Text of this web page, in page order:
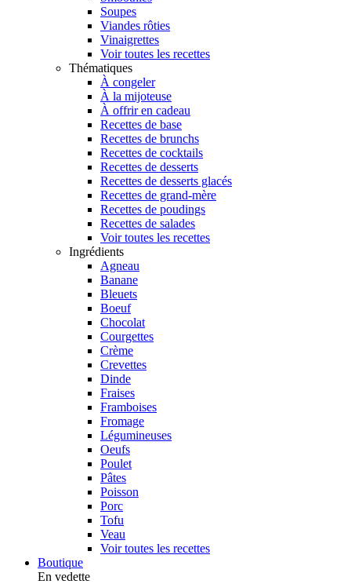
Soupes
Viandes rôties
Vinaigrettes
Voir toutes les recettes
Thématiques
À congeler
À la mijoteuse
À offrir en cadeau
Recettes de base
Recettes de brunchs
Recettes de cocktails
Recettes de desserts
Recettes de desserts glacés
Recettes de grand-mère
Recettes de poudings
Recettes de salades
Voir toutes les recettes
Ingrédients
Agneau
Banane
Bleuets
Boeuf
Chocolat
Courgettes
Crème
Crevettes
Dinde
Fraises
Framboises
Fromage
Légumineuses
Oeufs
Poulet
Pâtes
Poisson
Porc
Tofu
Veau
Voir toutes les recettes
Boutique
En vedette